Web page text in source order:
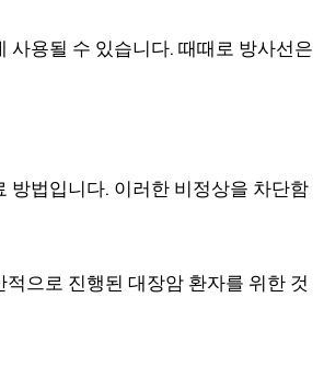
사용될 수 있습니다. 때때로 방사선은
방법입니다. 이러한 비정상을 차단함
으로 진행된 대장암 환자를 위한 것